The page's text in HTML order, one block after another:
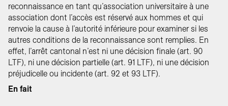
reconnaissance en tant qu’association universitaire à une
association dont l’accès est réservé aux hommes et qui
renvoie la cause à l’autorité inférieure pour examiner si les
autres conditions de la reconnaissance sont remplies. En
effet, l’arrêt cantonal n’est ni une décision finale (art. 90
LTF), ni une décision partielle (art. 91 LTF), ni une décision
préjudicelle ou incidente (art. 92 et 93 LTF).
En fait